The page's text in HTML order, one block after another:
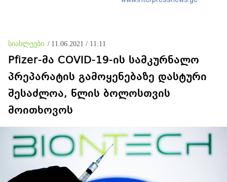
დროშები დაეშვა
სიახლეები / 11.06.2021 / 11:11
Pfizer-მა COVID-19-ის სამკურნალო
პრეპარატის გამოყენებაზე დასტური
შესაძლოა, წლის ბოლოსთვის
მოითხოვოს